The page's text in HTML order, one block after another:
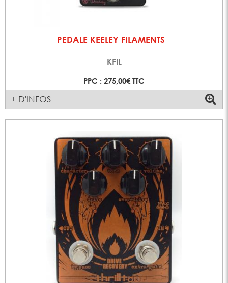
PEDALE KEELEY FILAMENTS
KFIL
PPC : 275,00€ TTC
+ D'INFOS